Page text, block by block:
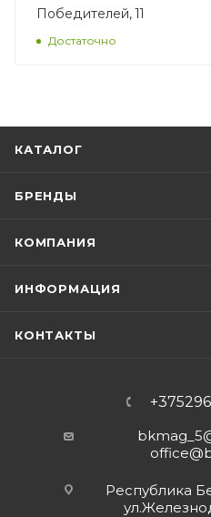
Победителей, 11
Достаточно
КАТАЛОГ
БРЕНДЫ
КОМПАНИЯ
ИНФОРМАЦИЯ
КОНТАКТЫ
Республика